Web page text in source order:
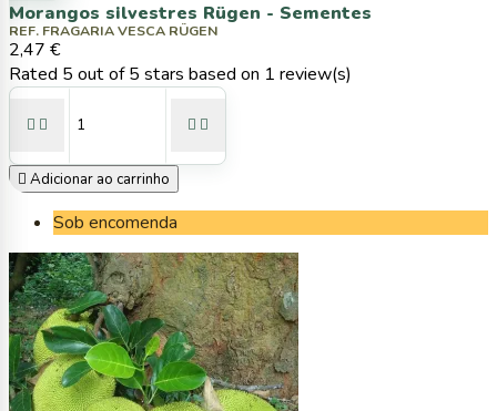
Morangos silvestres Rügen - Sementes
REF. FRAGARIA VESCA RÜGEN
2,47 €
Rated 5 out of 5 stars based on 1 review(s)
   
 Adicionar ao carrinho
Sob encomenda